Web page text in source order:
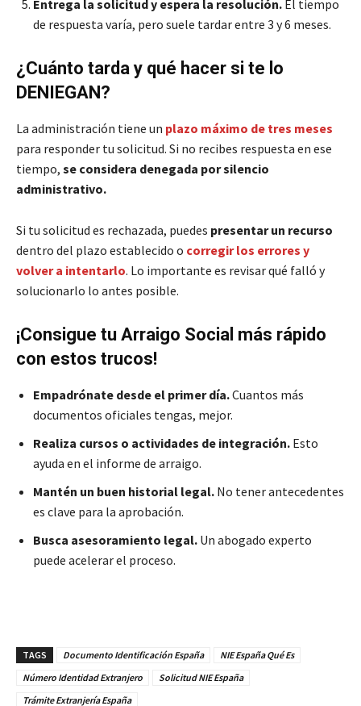
Entrega la solicitud y espera la resolución. El tiempo
de respuesta varía, pero suele tardar entre 3 y 6 meses.
¿Cuánto tarda y qué hacer si te lo
DENIEGAN?
La administración tiene un plazo máximo de tres meses
para responder tu solicitud. Si no recibes respuesta en ese
tiempo, se considera denegada por silencio
administrativo.
Si tu solicitud es rechazada, puedes presentar un recurso
dentro del plazo establecido o corregir los errores y
volver a intentarlo. Lo importante es revisar qué falló y
solucionarlo lo antes posible.
¡Consigue tu Arraigo Social más rápido
con estos trucos!
Empadrónate desde el primer día.Cuantos más
documentos oficiales tengas, mejor.
Realiza cursos o actividades de integración. Esto
ayuda en el informe de arraigo.
Mantén un buen historial legal. No tener antecedentes
es clave para la aprobación.
Busca asesoramiento legal. Un abogado experto
puede acelerar el proceso.
TAGS Documento Identificación España
NIE España Qué Es
Número Identidad Extranjero
Solicitud NIE España
Trámite Extranjería España